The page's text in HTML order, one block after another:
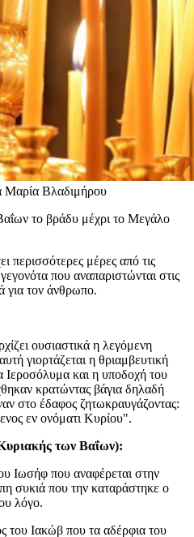
Μαρία Βλαδιμήρου
το βράδυ μέχρι το Μεγάλο
περισσότερες μέρες από τις
που αναπαριστώνται στις
για τον άνθρωπο.
ουσιαστικά η λεγόμενη
γιορτάζεται η θριαμβευτική
Ιεροσόλυμα και η υποδοχή του
κρατώντας βάγια δηλαδή
στο έδαφος ζητωκραυγάζοντας:
εν ονόματι Κυρίου".
των Βαΐων):
Ιωσήφ που αναφέρεται στην
συκιά που την καταράστηκε ο
λόγο.
του Ιακώβ που τα αδέρφια του